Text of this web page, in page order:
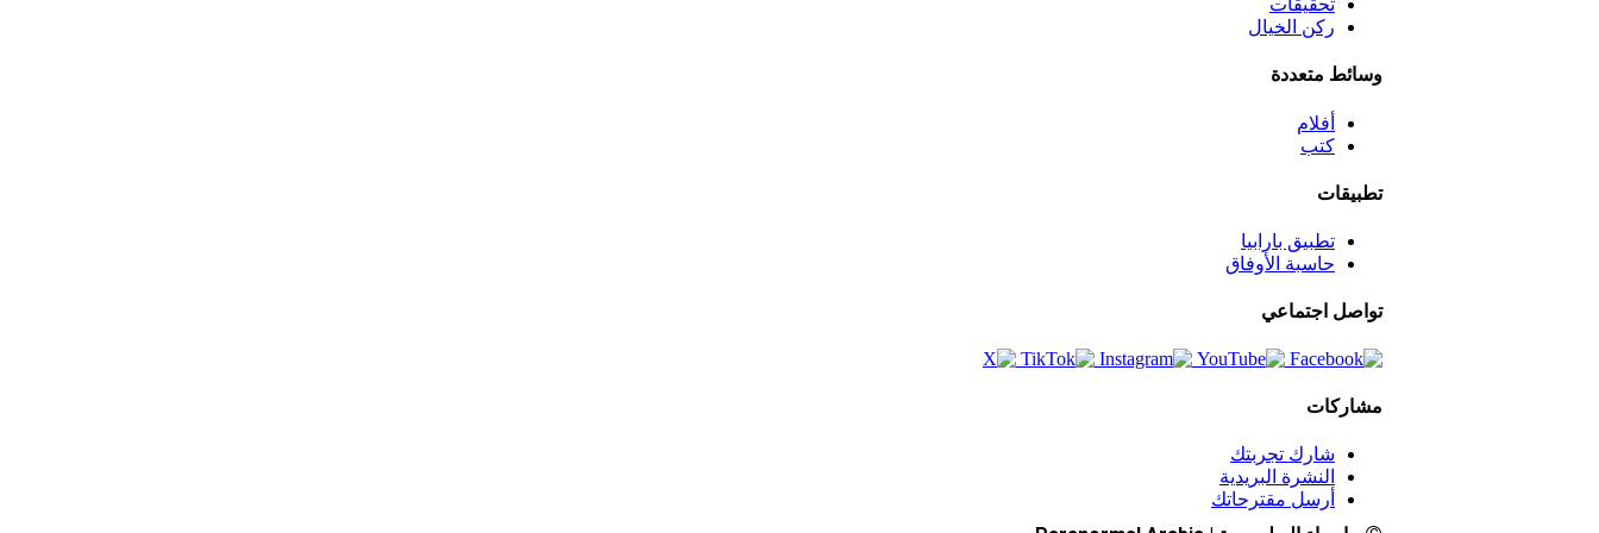
تحقيقات
ركن الخيال
وسائط متعددة
أفلام
كتب
تطبيقات
تطبيق بارابيا
حاسبة الأوفاق
تواصل اجتماعي
مشاركات
شارك تجربتك
النشرة البريدية
أرسل مقترحاتك